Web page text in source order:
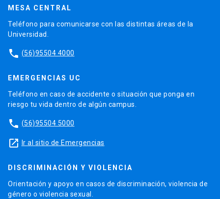
MESA CENTRAL
Teléfono para comunicarse con las distintas áreas de la
Universidad.
phone (56)95504 4000
EMERGENCIAS UC
Teléfono en caso de accidente o situación que ponga en
riesgo tu vida dentro de algún campus.
phone (56)95504 5000
launch Ir al sitio de Emergencias
DISCRIMINACIÓN Y VIOLENCIA
Orientación y apoyo en casos de discriminación, violencia de
género o violencia sexual.